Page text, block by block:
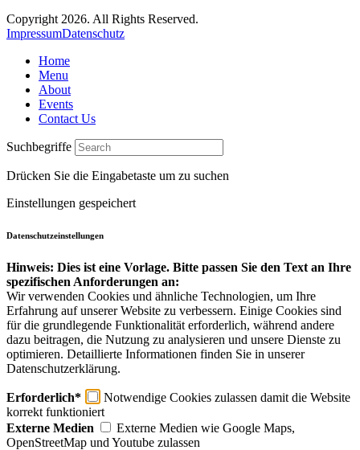
Copyright 2026. All Rights Reserved.
ImpressumDatenschutz
Home
Menu
About
Events
Contact Us
Suchbegriffe
Drücken Sie die Eingabetaste um zu suchen
Einstellungen gespeichert
Datenschutzeinstellungen
Hinweis: Dies ist eine Vorlage. Bitte passen Sie den Text an Ihre
spezifischen Anforderungen an:
Wir verwenden Cookies und ähnliche Technologien, um Ihre
Erfahrung auf unserer Website zu verbessern. Einige Cookies sind
für die grundlegende Funktionalität erforderlich, während andere
dazu beitragen, die Nutzung zu analysieren und unsere Dienste zu
optimieren. Detaillierte Informationen finden Sie in unserer
Datenschutzerklärung.
Erforderlich*
Notwendige Cookies zulassen damit die Website
korrekt funktioniert
Externe Medien
Externe Medien wie Google Maps,
OpenStreetMap und Youtube zulassen